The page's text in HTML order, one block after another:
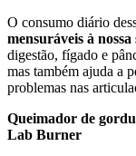
O consumo diário
mensuráveis à nossa
digestão, fígado e
mas também ajuda a
problemas nas
Queimador de
Lab Burner